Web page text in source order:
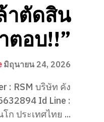
าตัดสิน
ตอบ!!”
มิถุนายน 24, 2026
Id Line :
0804615594 TikTok : คังเซน เคนโก ประเทศไทย ...